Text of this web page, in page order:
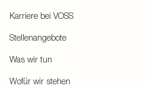
Karriere bei VOSS
Stellenangebote
Was wir tun
Wofür wir stehen